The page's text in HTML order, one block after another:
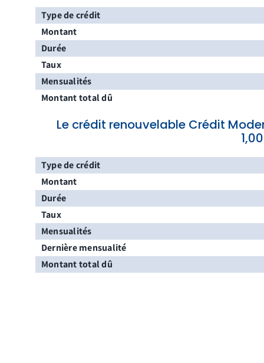
Type de crédit
Montant
Durée
Taux
Mensualités
Montant total dû
Le crédit renouvelable Crédit
Type de crédit
Montant
Durée
Taux
Mensualités
Dernière mensualité
Montant total dû